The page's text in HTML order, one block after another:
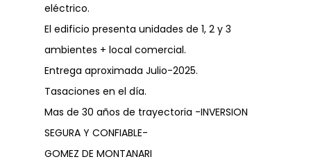
eléctrico.
El edificio presenta unidades de 1, 2 y 3
ambientes + local comercial.
Entrega aproximada Julio-2025.
Tasaciones en el día.
Mas de 30 años de trayectoria -INVERSION
SEGURA Y CONFIABLE-
GOMEZ DE MONTANARI